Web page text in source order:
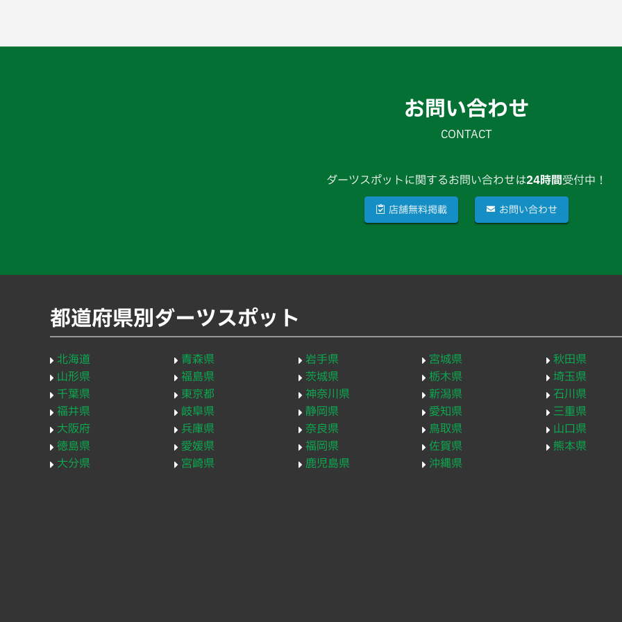
お問い合わせ
CONTACT
ダーツスポットに関するお問い合わせは24時間受付中！
店舗無料掲載 お問い合わせ
都道府県別ダーツスポット
北海道 青森県 岩手県 宮城県
秋田県
山形県
福島県 茨城県 栃木県
埼玉県
千葉県
東京都 神奈川県 新潟県
石川県
福井県
岐阜県 静岡県 愛知県
三重県
大阪府
兵庫県 奈良県 鳥取県
山口県
徳島県
愛媛県 福岡県 佐賀県
熊本県
大分県
宮崎県 鹿児島県 沖縄県